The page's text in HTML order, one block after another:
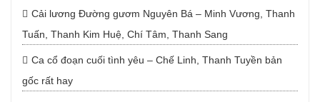
Cải lương Đường gươm Nguyên Bá – Minh Vương, Thanh
Tuấn, Thanh Kim Huệ, Chí Tâm, Thanh Sang
Ca cổ đoạn cuối tình yêu – Chế Linh, Thanh Tuyền bản
gốc rất hay